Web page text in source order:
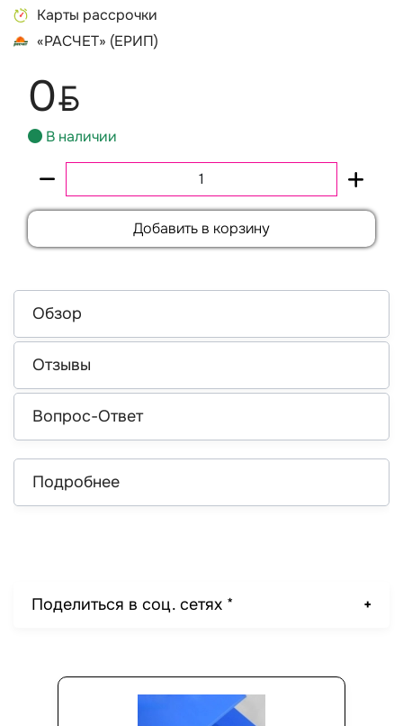
Карты рассрочки
«РАСЧЕТ» (ЕРИП)
0BYN
В наличии
Добавить в корзину
Обзор
Отзывы
Вопрос-Ответ
Подробнее
Поделиться в соц. сетях *